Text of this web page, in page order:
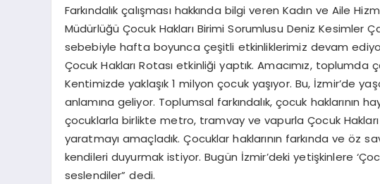
Farkındalık çalışması hakkında bilgi veren Kadın ve Aile
Müdürlüğü Çocuk Hakları Birimi Sorumlusu Deniz Kesimler
sebebiyle hafta boyunca çeşitli etkinliklerimiz devam
Çocuk Hakları Rotası etkinliği yaptık. Amacımız, toplumda
Kentimizde yaklaşık 1 milyon çocuk yaşıyor. Bu, İzmir’de
anlamına geliyor. Toplumsal farkındalık, çocuk haklarının
çocuklarla birlikte metro, tramvay ve vapurla Çocuk
yaratmayı amaçladık. Çocuklar haklarının farkında ve öz
kendileri duyurmak istiyor. Bugün İzmir’deki yetişkinlere
seslendiler” dedi.